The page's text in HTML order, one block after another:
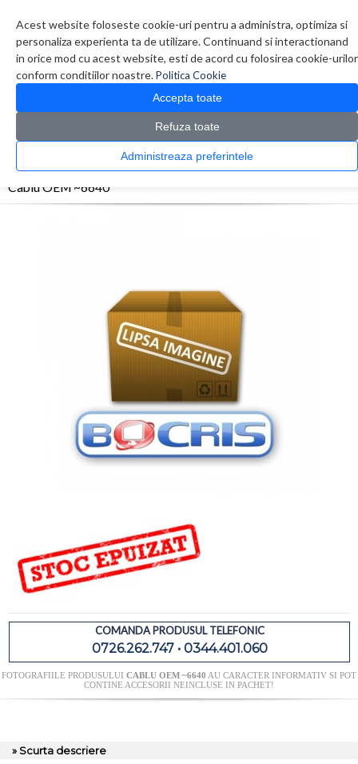
Acest website foloseste cookie-uri pentru a administra, optimiza si
personaliza experienta ta de utilizare. Continuand si interactionand
in orice mod cu acest website, esti de acord cu folosirea cookie-urilor
conform conditiilor noastre.Politica Cookie
Accepta toate
Refuza toate
Administreaza preferintele
0 produs(e)
CATALOG PRODUSE
Cablu OEM ~6640
Cablu OEM ~6640
COMANDA PRODUSUL TELEFONIC
0726.262.747 • 0344.401.060
FOTOGRAFIILE PRODUSULUI CABLU OEM ~6640 AU CARACTER INFORMATIV SI POT
CONTINE ACCESORII NEINCLUSE IN PACHET!
» Scurta descriere